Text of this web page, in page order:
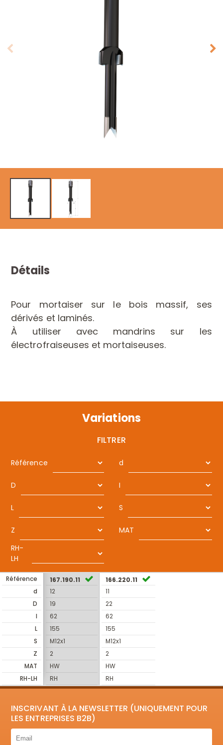
Détails
Pour mortaiser sur le bois massif, ses
dérivés et laminés.
À utiliser avec mandrins sur les
électrofraiseuses et mortaiseuses.
Variations
FILTRER
Référence d
D I
L S
Z
MAT
RH-
LH
Référence
d
D
I
L
S
Z
MAT
RH-LH
167.190.11
12
19
62
155
M12x1
2
HW
RH
166.220.11
11
22
62
155
M12x1
2
HW
RH
INSCRIVANT À LA NEWSLETTER (UNIQUEMENT POUR
LES ENTREPRISES B2B)